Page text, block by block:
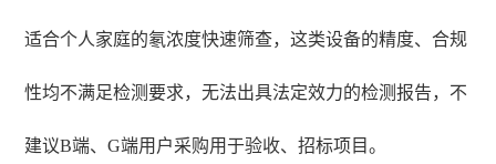
适合个人家庭的氡浓度快速筛查，这类设备的精度、合规
性均不满足检测要求，无法出具法定效力的检测报告，不
建议B端、G端用户采购用于验收、招标项目。